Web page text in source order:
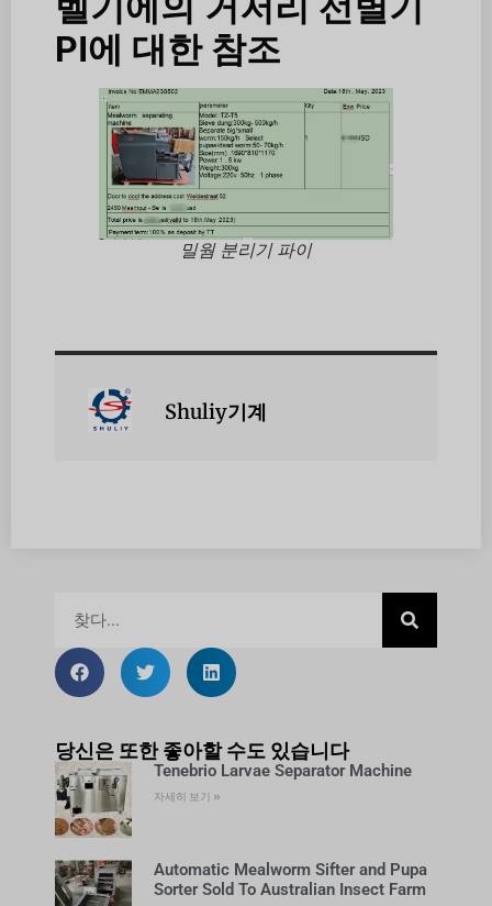
PI에 대한 참조
밀웜 분리기 파이
Shuliy기계
당신은 또한 좋아할 수도 있습니다
Tenebrio Larvae Separator Machine
자세히 보기 »
Automatic Mealworm Sifter and Pupa
Sorter Sold To Australian Insect Farm